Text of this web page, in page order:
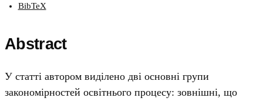
BibTeX
Abstract
У статті автором виділено дві основні групи
закономірностей освітнього процесу: зовнішні, що